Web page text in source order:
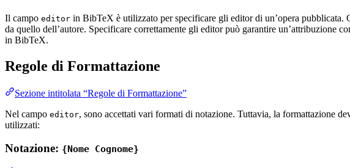
Il campo editor in BibTeX è utilizzato per specificare gli editor di un’opera
da quello dell’autore. Specificare correttamente gli editor può garantire
in BibTeX.
Regole di Formattazione
Sezione intitolata “Regole di Formattazione”
Nel campo editor, sono accettati vari formati di notazione. Tuttavia, la formattazione
utilizzati:
Notazione: {Nome Cognome}